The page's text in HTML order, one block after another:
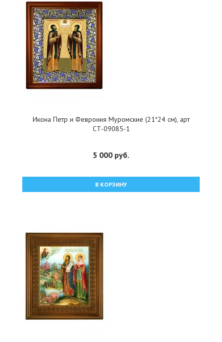
Икона Петр и Феврония Муромские (21*24 см), арт
СТ-09085-1
5 000 руб.
В КОРЗИНУ